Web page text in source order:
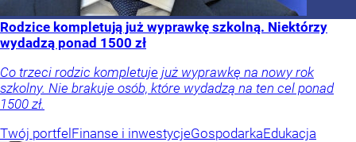
Rodzice kompletują już wyprawkę szkolną. Niektórzy
wydadzą ponad 1500 zł
Co trzeci rodzic kompletuje już wyprawkę na nowy rok
szkolny. Nie brakuje osób, które wydadzą na ten cel ponad
1500 zł.
Twój portfelFinanse i inwestycjeGospodarkaEdukacja